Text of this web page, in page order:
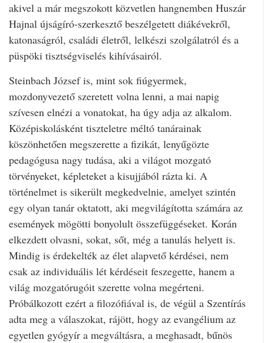
akivel a már megszokott közvetlen hangnemben Huszár
Hajnal újságíró-szerkesztő beszélgetett diákévekről,
katonaságról, családi életről, lelkészi szolgálatról és a
püspöki tisztségviselés kihívásairól.
Steinbach József is, mint sok fiúgyermek,
mozdonyvezető szeretett volna lenni, a mai napig
szívesen elnézi a vonatokat, ha úgy adja az alkalom.
Középiskolásként tiszteletre méltó tanárainak
köszönhetően megszerette a fizikát, lenyűgözte
pedagógusa nagy tudása, aki a világot mozgató
törvényeket, képleteket a kisujjából rázta ki. A
történelmet is sikerült megkedvelnie, amelyet szintén
egy olyan tanár oktatott, aki megvilágította számára az
események mögötti bonyolult összefüggéseket. Korán
elkezdett olvasni, sokat, sőt, még a tanulás helyett is.
Mindig is érdekelték az élet alapvető kérdései, nem
csak az individuális lét kérdéseit feszegette, hanem a
világ mozgatórugóit szerette volna megérteni.
Próbálkozott ezért a filozófiával is, de végül a Szentírás
adta meg a válaszokat, rájött, hogy az evangélium az
egyetlen gyógyír a megváltásra, a meghasadt, bűnös